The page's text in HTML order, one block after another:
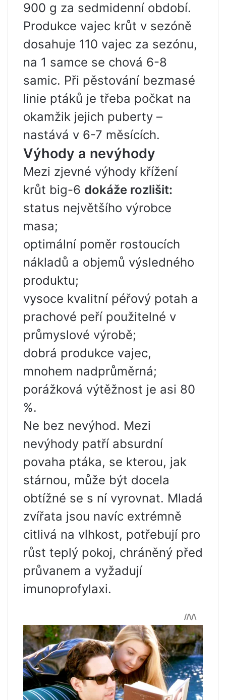
900 g za sedmidenní období.
Produkce vajec krůt v sezóně
dosahuje 110 vajec za sezónu,
na 1 samce se chová 6-8
samic. Při pěstování bezmasé
linie ptáků je třeba počkat na
okamžik jejich puberty –
nastává v 6-7 měsících.
Výhody a nevýhody
Mezi zjevné výhody křížení
krůt big-6 dokáže rozlišit:
status největšího výrobce
masa;
optimální poměr rostoucích
nákladů a objemů výsledného
produktu;
vysoce kvalitní péřový potah a
prachové peří použitelné v
průmyslové výrobě;
dobrá produkce vajec,
mnohem nadprůměrná;
porážková výtěžnost je asi 80
%.
Ne bez nevýhod. Mezi
nevýhody patří absurdní
povaha ptáka, se kterou, jak
stárnou, může být docela
obtížné se s ní vyrovnat. Mladá
zvířata jsou navíc extrémně
citlivá na vlhkost, potřebují pro
růst teplý pokoj, chráněný před
průvanem a vyžadují
imunoprofylaxi.